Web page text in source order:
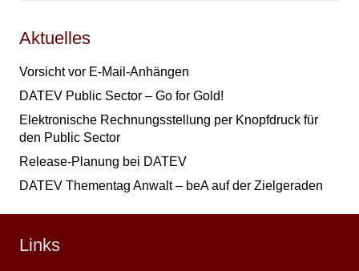
Aktuelles
Vorsicht vor E-Mail-Anhängen
DATEV Public Sector – Go for Gold!
Elektronische Rechnungsstellung per Knopfdruck für
den Public Sector
Release-Planung bei DATEV
DATEV Thementag Anwalt – beA auf der Zielgeraden
Links